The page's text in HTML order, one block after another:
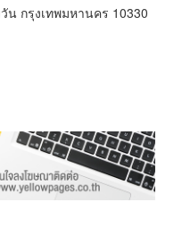
กรุงเทพมหานคร 10330